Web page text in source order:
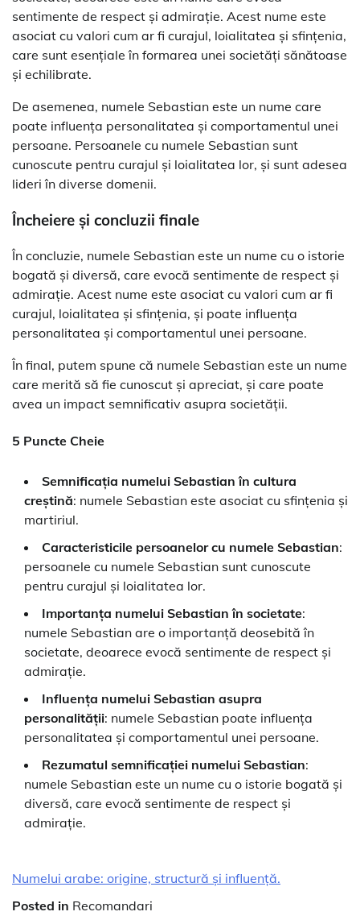
sentimente de respect și admirație. Acest nume este
asociat cu valori cum ar fi curajul, loialitatea și sfințenia,
care sunt esențiale în formarea unei societăți sănătoase
și echilibrate.
De asemenea, numele Sebastian este un nume care
poate influența personalitatea și comportamentul unei
persoane. Persoanele cu numele Sebastian sunt
cunoscute pentru curajul și loialitatea lor, și sunt adesea
lideri în diverse domenii.
Încheiere și concluzii finale
În concluzie, numele Sebastian este un nume cu o istorie
bogată și diversă, care evocă sentimente de respect și
admirație. Acest nume este asociat cu valori cum ar fi
curajul, loialitatea și sfințenia, și poate influența
personalitatea și comportamentul unei persoane.
În final, putem spune că numele Sebastian este un nume
care merită să fie cunoscut și apreciat, și care poate
avea un impact semnificativ asupra societății.
5 Puncte Cheie
Semnificația numelui Sebastian în cultura
creștină: numele Sebastian este asociat cu sfințenia și
martiriul.
Caracteristicile persoanelor cu numele Sebastian:
persoanele cu numele Sebastian sunt cunoscute
pentru curajul și loialitatea lor.
Importanța numelui Sebastian în societate:
numele Sebastian are o importanță deosebită în
societate, deoarece evocă sentimente de respect și
admirație.
Influența numelui Sebastian asupra
personalității: numele Sebastian poate influența
personalitatea și comportamentul unei persoane.
Rezumatul semnificației numelui Sebastian:
numele Sebastian este un nume cu o istorie bogată și
diversă, care evocă sentimente de respect și
admirație.
Numelui arabe: origine, structură și influență.
Posted in Recomandari